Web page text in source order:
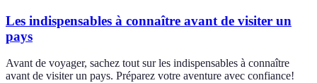
Les indispensables à connaître avant de visiter un
pays
Avant de voyager, sachez tout sur les indispensables à connaître
avant de visiter un pays. Préparez votre aventure avec confiance!